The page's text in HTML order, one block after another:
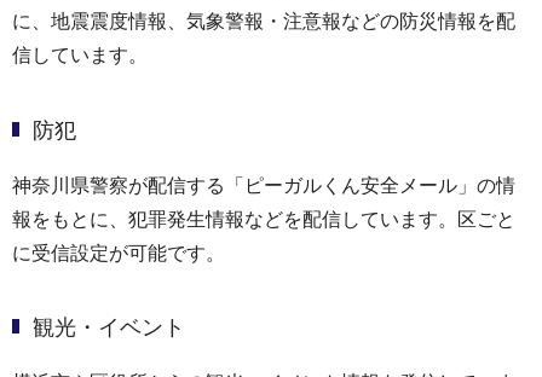
に、地震震度情報、気象警報・注意報などの防災情報を配
信しています。
防犯
神奈川県警察が配信する「ピーガルくん安全メール」の情
報をもとに、犯罪発生情報などを配信しています。区ごと
に受信設定が可能です。
観光・イベント